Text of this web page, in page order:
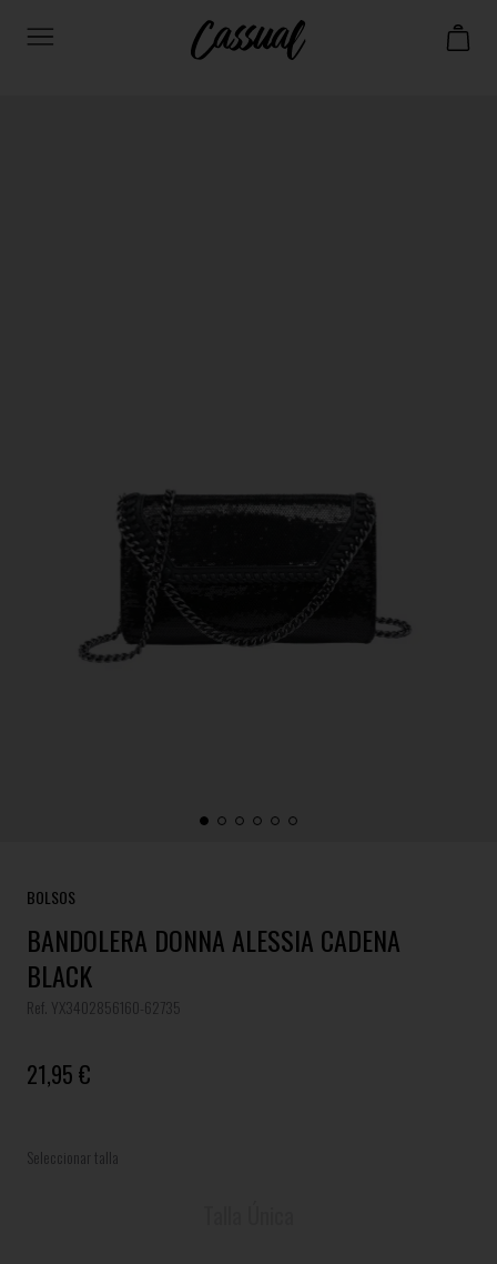
BOLSOS
BANDOLERA DONNA ALESSIA CADENA
BLACK
Ref. YX3402856160-62735
21,95 €
Seleccionar talla